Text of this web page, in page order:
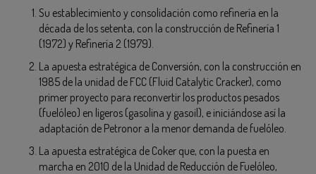
Su establecimiento y consolidación como refinería en la
década de los setenta, con la construcción de Refinería 1
(1972) y Refinería 2 (1979).
La apuesta estratégica de Conversión, con la construcción en
1985 de la unidad de FCC (Fluid Catalytic Cracker), como
primer proyecto para reconvertir los productos pesados
(fuelóleo) en ligeros (gasolina y gasoil), e iniciándose así la
adaptación de Petronor a la menor demanda de fuelóleo.
La apuesta estratégica de Coker que, con la puesta en
marcha en 2010 de la Unidad de Reducción de Fuelóleo,